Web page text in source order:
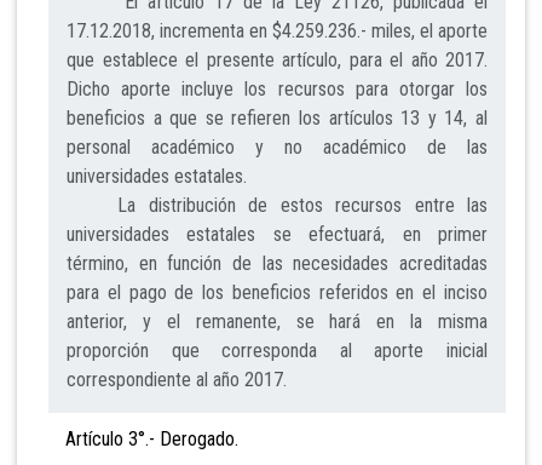
17.12.2018, incrementa en $4.259.236.- miles, el aporte
que establece el presente artículo, para el año 2017.
Dicho aporte incluye los recursos para otorgar los
beneficios a que se refieren los artículos 13 y 14, al
personal académico y no académico de las
universidades estatales.
La distribución de estos recursos entre las
universidades estatales se efectuará, en primer
término, en función de las necesidades acreditadas
para el pago de los beneficios referidos en el inciso
anterior, y el remanente, se hará en la misma
proporción que corresponda al aporte inicial
correspondiente al año 2017.
Artículo 3°.- Derogado.